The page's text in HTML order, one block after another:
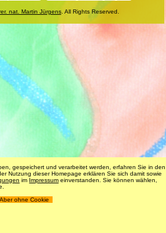
nat. Martin Jürgens. All Rights Reserved.
gespeichert und verarbeitet werden, erfahren Sie in den
Nutzung dieser Homepage erklären Sie sich damit sowie
im Impressum einverstanden. Sie können wählen,
ohne Cookie